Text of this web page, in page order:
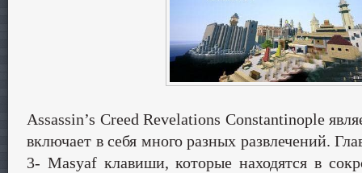
Assassin’s Creed Revelations Constantinople
включает в себя много разных развлечений.
3- Masyaf клавиши, которые находятся в